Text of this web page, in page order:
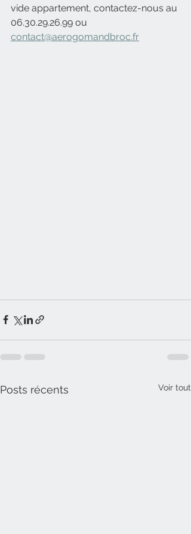
vide appartement, contactez-nous au
06.30.29.26.99 ou
contact@aerogomandbroc.fr
Posts récents Voir tout